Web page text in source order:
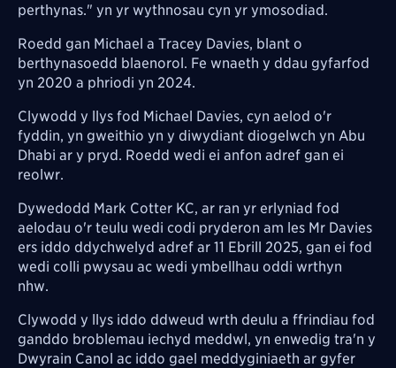
perthynas." yn yr wythnosau cyn yr ymosodiad.
Roedd gan Michael a Tracey Davies, blant o
berthynasoedd blaenorol. Fe wnaeth y ddau gyfarfod
yn 2020 a phriodi yn 2024.
Clywodd y llys fod Michael Davies, cyn aelod o'r
fyddin, yn gweithio yn y diwydiant diogelwch yn Abu
Dhabi ar y pryd. Roedd wedi ei anfon adref gan ei
reolwr.
Dywedodd Mark Cotter KC, ar ran yr erlyniad fod
aelodau o'r teulu wedi codi pryderon am les Mr Davies
ers iddo ddychwelyd adref ar 11 Ebrill 2025, gan ei fod
wedi colli pwysau ac wedi ymbellhau oddi wrthyn
nhw.
Clywodd y llys iddo ddweud wrth deulu a ffrindiau fod
ganddo broblemau iechyd meddwl, yn enwedig tra'n y
Dwyrain Canol ac iddo gael meddyginiaeth ar gyfer